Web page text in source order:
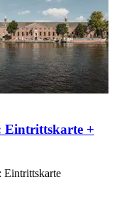
Eintrittskarte +
Eintrittskarte